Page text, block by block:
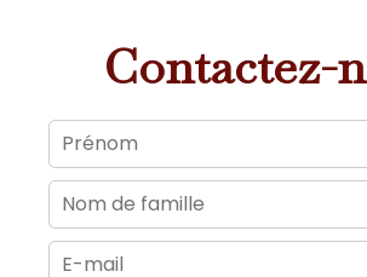
Contactez-